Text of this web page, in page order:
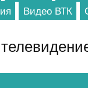
Видео ВТК